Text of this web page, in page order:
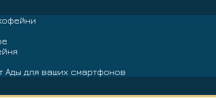
Ады для ваших смартфонов